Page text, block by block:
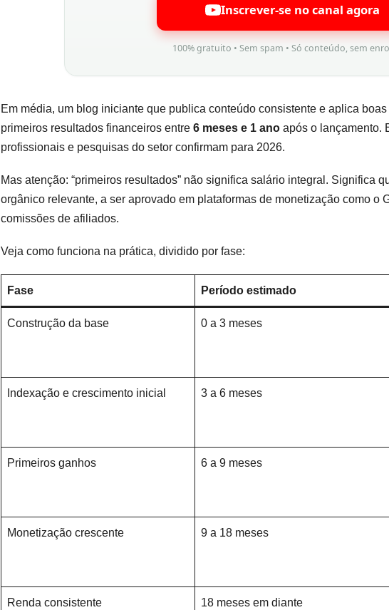
Inscrever-se no canal agora
100% gratuito • Sem spam • Só conteúdo, sem
Em média, um blog iniciante que publica conteúdo consistente e aplica
primeiros resultados financeiros entre 6 meses e 1 anoapós o lançamento.
profissionais e pesquisas do setor confirmam para 2026.
Mas atenção: “primeiros resultados” não significa salário integral. Significa
orgânico relevante, a ser aprovado em plataformas de monetização como o
comissões de afiliados.
Veja como funciona na prática, dividido por fase:
Fase Período estimado
Construção da base 0 a 3 meses
Indexação e crescimento inicial 3 a 6 meses
Primeiros ganhos 6 a 9 meses
Monetização crescente 9 a 18 meses
Renda consistente 18 meses em diante